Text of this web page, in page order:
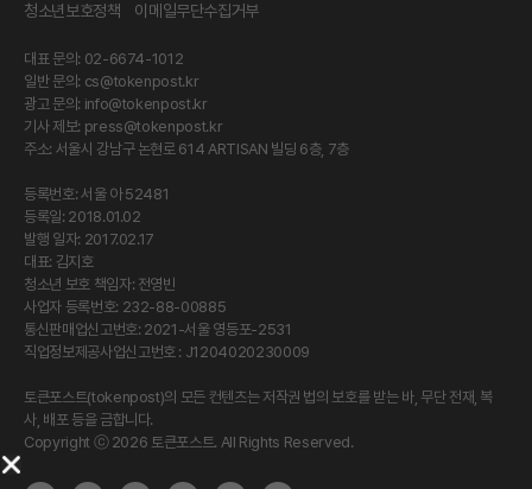
청소년보호정책
이메일무단수집거부
대표 문의: 02-6674-1012
일반 문의: cs@tokenpost.kr
광고 문의: info@tokenpost.kr
기사 제보: press@tokenpost.kr
주소: 서울시 강남구 논현로 614 ARTISAN 빌딩 6층, 7층
등록번호: 서울 아 52481
등록일: 2018.01.02
발행 일자: 2017.02.17
대표: 김지호
청소년 보호 책임자: 전영빈
사업자 등록번호: 232-88-00885
통신판매업신고번호: 2021-서울 영등포-2531
직업정보제공사업신고번호 : J1204020230009
토큰포스트(tokenpost)의 모든 컨텐츠는 저작권 법의 보호를 받는 바, 무단 전재, 복
사, 배포 등을 금합니다.
Copyright ⓒ 2026 토큰포스트. All Rights Reserved.